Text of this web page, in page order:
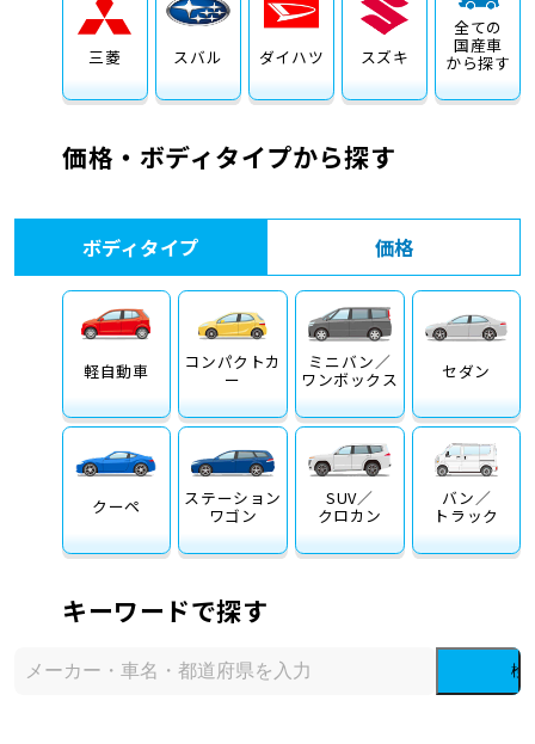
三菱 スバル ダイハツ スズキ
全ての
国産車
から探す
価格・ボディタイプから探す
ボディタイプ
軽自動車 コンパクトカ
ー
ミニバン／
ワンボックス セダン
クーペ ステーション
ワゴン
SUV／
クロカン
バン／
トラック
価格
キーワードで探す
検